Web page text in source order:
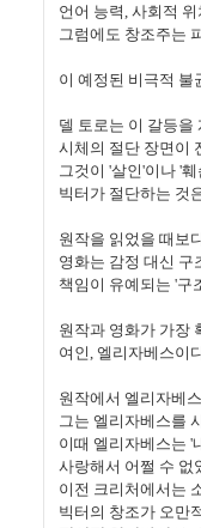
언어 능력, 사회적 위
그럼에도 창조주는
이 예정된 비극적 불
델 토로는 이 갈등을
시체의 절단 장면이
그것이 '살인'이나 '훼
빅터가 절단하는 것
원작을 읽었을 때보
영화는 감정 대신 구
책임이 유예되는 '구
원작과 영화가 가장
여인, 엘리자베스이
원작에서 엘리자베
그는 엘리자베스를
이때 엘리자베스는 '
사랑해서 어쩔 수 없
이전 크리처에서는
빅터의 창조가 오만